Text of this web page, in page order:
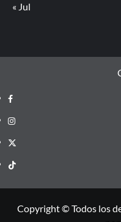
« Jul
Copyright © Todos los